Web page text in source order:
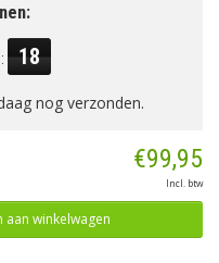
: 18
nog verzonden.
€99,95
Incl. btw
aan winkelwagen